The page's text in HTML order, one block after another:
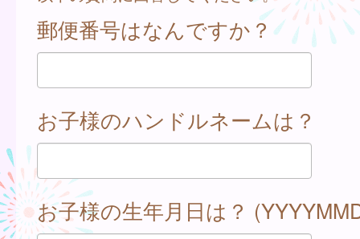
郵便番号はなんですか？
お子様のハンドルネームは？
お子様の生年月日は？